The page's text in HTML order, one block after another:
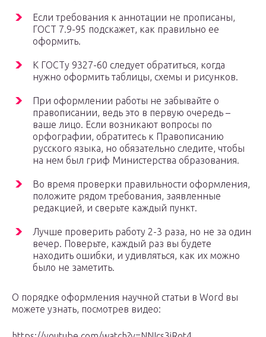
Если требования к аннотации не прописаны,
ГОСТ 7.9-95 подскажет, как правильно ее
оформить.
К ГОСТу 9327-60 следует обратиться, когда
нужно оформить таблицы, схемы и рисунков.
При оформлении работы не забывайте о
правописании, ведь это в первую очередь –
ваше лицо. Если возникают вопросы по
орфографии, обратитесь к Правописанию
русского языка, но обязательно следите, чтобы
на нем был гриф Министерства образования.
Во время проверки правильности оформления,
положите рядом требования, заявленные
редакцией, и сверьте каждый пункт.
Лучше проверить работу 2-3 раза, но не за один
вечер. Поверьте, каждый раз вы будете
находить ошибки, и удивляться, как их можно
было не заметить.
О порядке оформления научной статьи в Word вы
можете узнать, посмотрев видео: